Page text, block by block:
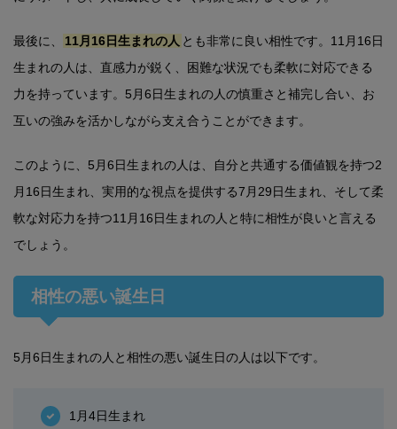
最後に、 11月16日生まれの人 とも非常に良い相性です。11月16日
生まれの人は、直感力が鋭く、困難な状況でも柔軟に対応できる
力を持っています。5月6日生まれの人の慎重さと補完し合い、お
互いの強みを活かしながら支え合うことができます。
このように、5月6日生まれの人は、自分と共通する価値観を持つ2
月16日生まれ、実用的な視点を提供する7月29日生まれ、そして柔
軟な対応力を持つ11月16日生まれの人と特に相性が良いと言える
でしょう。
相性の悪い誕生日
5月6日生まれの人と相性の悪い誕生日の人は以下です。
1月4日生まれ